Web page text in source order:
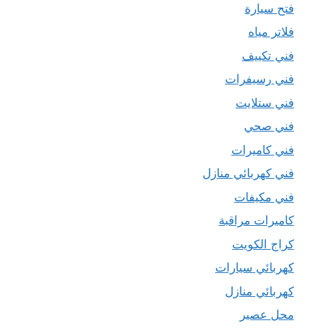
فتح سيارة
فلاتر مياه
فني تكييف
فني رسيفرات
فني ستلايت
فني صحي
فني كاميرات
فني كهربائي منازل
فني مكيفات
كاميرات مراقبة
كراج الكويت
كهربائي سيارات
كهربائي منازل
محل عصير